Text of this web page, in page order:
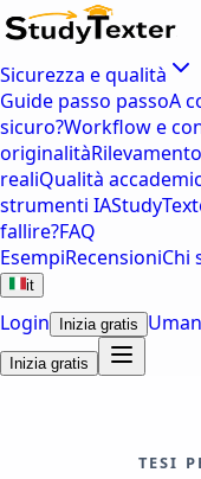
Sicurezza e qualità
Guide passo passoA
sicuro?Workflow e
originalità
realiQualità
strumenti IA
fallire?FAQ
EsempiRecensioniChi
it
Login Inizia gratis
Inizia gratis
TESI